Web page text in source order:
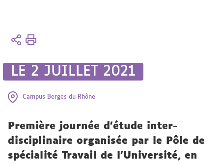
Vous
Accueil
Sociales
LE 2 JUILLET 2021
Campus Berges du Rhône
Première journée d’étude inter-
disciplinaire organisée par le Pôle de
spécialité Travail de l’Université, en